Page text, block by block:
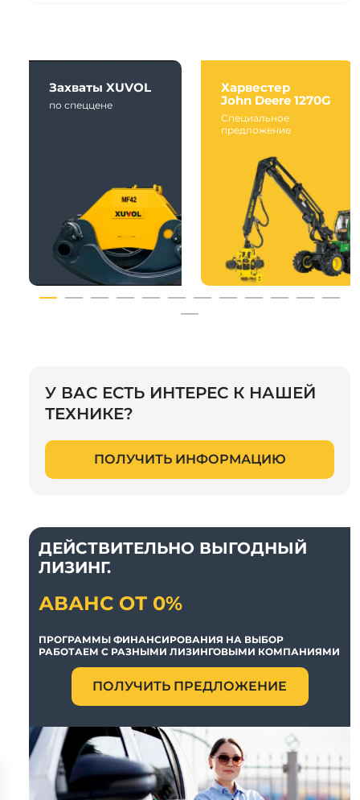
Захваты XUVOL
по спеццене
Харвестер
John Deere 1270G
Специальное
предложение
У ВАС ЕСТЬ ИНТЕРЕС К НАШЕЙ
ТЕХНИКЕ?
ПОЛУЧИТЬ ИНФОРМАЦИЮ
ДЕЙСТВИТЕЛЬНО ВЫГОДНЫЙ
ЛИЗИНГ.
АВАНС ОТ 0%
ПРОГРАММЫ ФИНАНСИРОВАНИЯ НА ВЫБОР
РАБОТАЕМ С РАЗНЫМИ ЛИЗИНГОВЫМИ КОМПАНИЯМИ
ПОЛУЧИТЬ ПРЕДЛОЖЕНИЕ